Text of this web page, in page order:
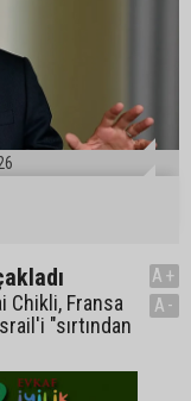
Chikli, Fransa
"sırtından
A+
A-